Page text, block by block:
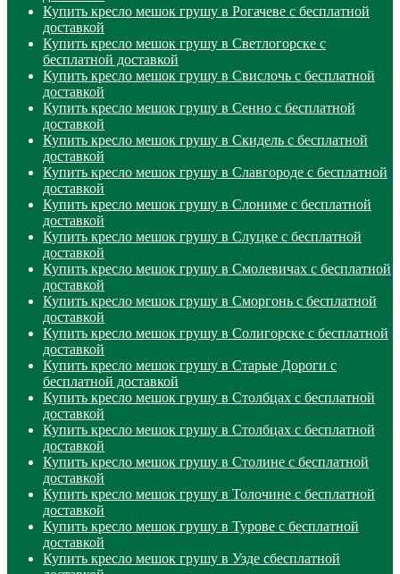
Купить кресло мешок грушу в Рогачеве с бесплатной
доставкой
Купить кресло мешок грушу в Светлогорске с
бесплатной доставкой
Купить кресло мешок грушу в Свислочь с бесплатной
доставкой
Купить кресло мешок грушу в Сенно с бесплатной
доставкой
Купить кресло мешок грушу в Скидель с бесплатной
доставкой
Купить кресло мешок грушу в Славгороде с бесплатной
доставкой
Купить кресло мешок грушу в Слониме с бесплатной
доставкой
Купить кресло мешок грушу в Слуцке с бесплатной
доставкой
Купить кресло мешок грушу в Смолевичах с бесплатной
доставкой
Купить кресло мешок грушу в Сморгонь с бесплатной
доставкой
Купить кресло мешок грушу в Солигорске с бесплатной
доставкой
Купить кресло мешок грушу в Старые Дороги с
бесплатной доставкой
Купить кресло мешок грушу в Столбцах с бесплатной
доставкой
Купить кресло мешок грушу в Столбцах с бесплатной
доставкой
Купить кресло мешок грушу в Столине с бесплатной
доставкой
Купить кресло мешок грушу в Толочине с бесплатной
доставкой
Купить кресло мешок грушу в Турове с бесплатной
доставкой
Купить кресло мешок грушу в Узде сбесплатной